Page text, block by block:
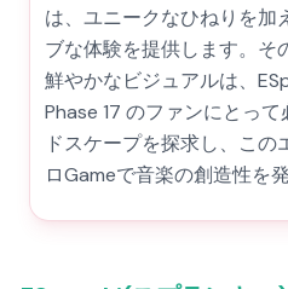
は、ユニークなひねりを加
ブな体験を提供します。そ
鮮やかなビジュアルは、
Phase 17 のファンにとっ
ドスケープを探求し、この
ロGameで音楽の創造性を